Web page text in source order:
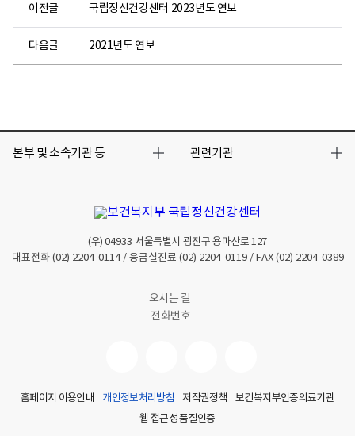
이전글 국립정신건강센터 2023년도 연보
다음글 2021년도 연보
본부 및 소속기관 등
기
관련기관
기
(우)04933 서울특별시 광진구 용마산로 127
대표전화 (02) 2204-0114/ 응급실진료 (02) 2204-0119/ FAX (02) 2204-0389
오시는 길
전화번호
홈페이지 이용안내 개인정보처리방침 저작권정책
보건복지부인증의료기관
웹 접근성 품질인증